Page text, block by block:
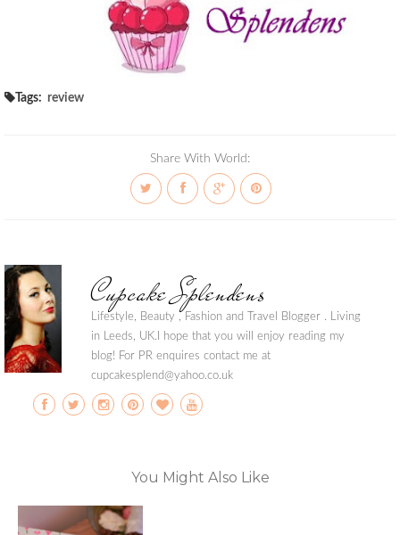
Tags: review
Share With World:
Cupcake Splendens
Lifestyle, Beauty , Fashion and Travel Blogger . Living
in Leeds, UK.I hope that you will enjoy reading my
blog! For PR enquires contact me at
cupcakesplend@yahoo.co.uk
You Might Also Like